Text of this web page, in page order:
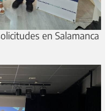
en Salamanca